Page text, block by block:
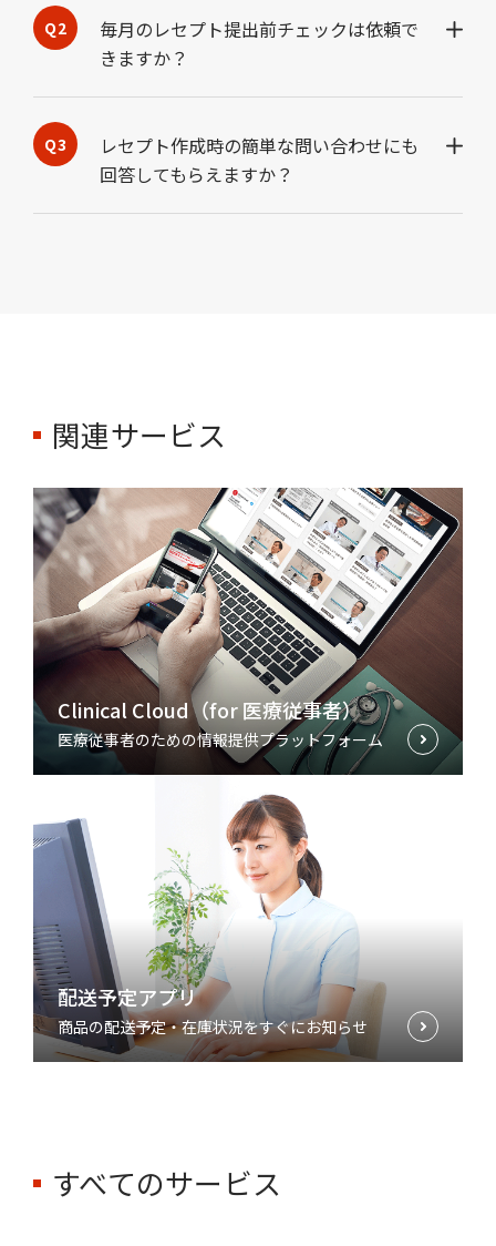
毎月のレセプト提出前チェックは依頼で
きますか？
レセプト作成時の簡単な問い合わせにも
回答してもらえますか？
関連サービス
Clinical Cloud（for 医療従事者）
医療従事者のための情報提供プラットフォーム
配送予定アプリ
商品の配送予定・在庫状況をすぐにお知らせ
すべてのサービス